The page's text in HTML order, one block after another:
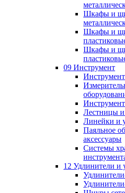
Шкафы и
Шкафы и
Шкафы и
09 Инструмент
Лестницы и
Линейки и
Паяльное
аксессуары
Системы
12 Удлинители и